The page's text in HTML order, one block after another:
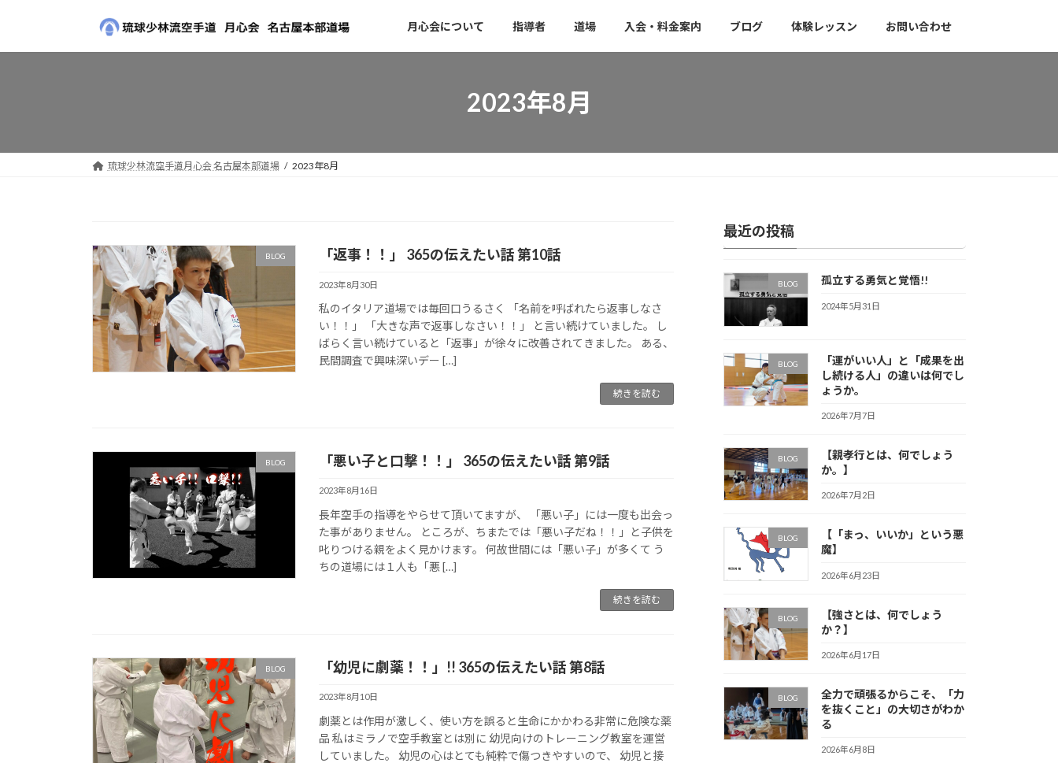
月心会について 指導者 道場 入会・料金案内 ブログ 体験レッスン お問い合わせ
2023年8月
琉球少林流空手道月心会 名古屋本部道場 2023年8月
BLOG 「返事！！」 365の伝えたい話 第10話
2023年8月30日
私のイタリア道場では毎回口うるさく 「名前を呼ばれたら返事しなさ
い！！」 「大きな声で返事しなさい！！」 と言い続けていました。 し
ばらく言い続けていると「返事」が徐々に改善されてきました。 ある、
民間調査で興味深いデー […]
続きを読む
BLOG 「悪い子と口撃！！」 365の伝えたい話 第9話
2023年8月16日
長年空手の指導をやらせて頂いてますが、 「悪い子」には一度も出会っ
た事がありません。 ところが、ちまたでは「悪い子だね！！」と子供を
叱りつける親をよく見かけます。 何故世間には「悪い子」が多くて う
ちの道場には１人も「悪 […]
続きを読む
BLOG 「幼児に劇薬！！」!! 365の伝えたい話 第8話
2023年8月10日
劇薬とは作用が激しく、使い方を誤ると生命にかかわる非常に危険な薬
品 私はミラノで空手教室とは別に 幼児向けのトレーニング教室を運営
していました。 幼児の心はとても純粋で傷つきやすいので、 幼児と接
最近の投稿
BLOG 孤立する勇気と覚悟!!
2024年5月31日
BLOG
「運がいい人」と「成果を出
し続ける人」の違いは何でし
ょうか。
2026年7月7日
BLOG
【親孝行とは、何でしょう
か。】
2026年7月2日
BLOG
【「まっ、いいか」という悪
魔】
2026年6月23日
BLOG
【強さとは、何でしょう
か？】
2026年6月17日
BLOG
全力で頑張るからこそ、「力
を抜くこと」の大切さがわか
る
2026年6月8日